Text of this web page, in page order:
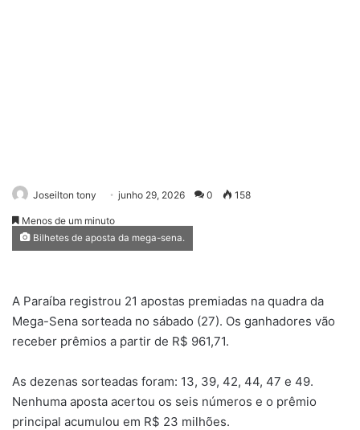
Joseilton tony junho 29, 2026 0 158
Menos de um minuto
Bilhetes de aposta da mega-sena.
A Paraíba registrou 21 apostas premiadas na quadra da
Mega-Sena sorteada no sábado (27). Os ganhadores vão
receber prêmios a partir de R$ 961,71.
As dezenas sorteadas foram: 13, 39, 42, 44, 47 e 49.
Nenhuma aposta acertou os seis números e o prêmio
principal acumulou em R$ 23 milhões.